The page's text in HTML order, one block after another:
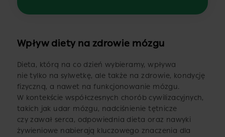
Wpływ diety na zdrowie mózgu
Dieta, którą na co dzień wybieramy, wpływa
nie tylko na sylwetkę, ale także na zdrowie, kondycję
fizyczną, a nawet na funkcjonowanie mózgu.
W kontekście współczesnych chorób cywilizacyjnych,
takich jak udar mózgu, nadciśnienie tętnicze
czy zawał serca, odpowiednia dieta oraz nawyki
żywieniowe nabierają kluczowego znaczenia dla